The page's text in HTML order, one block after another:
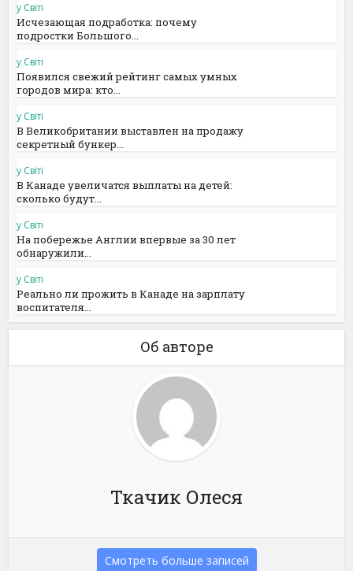
у Світі
Исчезающая подработка: почему
подростки Большого...
у Світі
Появился свежий рейтинг самых умных
городов мира: кто...
у Світі
В Великобритании выставлен на продажу
секретный бункер...
у Світі
В Канаде увеличатся выплаты на детей:
сколько будут...
у Світі
На побережье Англии впервые за 30 лет
обнаружили...
у Світі
Реально ли прожить в Канаде на зарплату
воспитателя...
Об авторе
Ткачик Олеся
Смотреть больше записей